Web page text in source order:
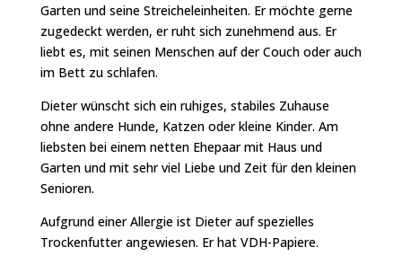
Garten und seine Streicheleinheiten. Er möchte gerne
zugedeckt werden, er ruht sich zunehmend aus. Er
liebt es, mit seinen Menschen auf der Couch oder auch
im Bett zu schlafen.
Dieter wünscht sich ein ruhiges, stabiles Zuhause
ohne andere Hunde, Katzen oder kleine Kinder. Am
liebsten bei einem netten Ehepaar mit Haus und
Garten und mit sehr viel Liebe und Zeit für den kleinen
Senioren.
Aufgrund einer Allergie ist Dieter auf spezielles
Trockenfutter angewiesen. Er hat VDH-Papiere.